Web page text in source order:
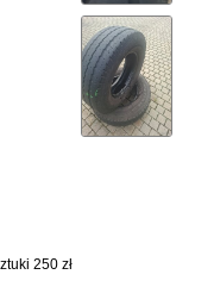
250 zł